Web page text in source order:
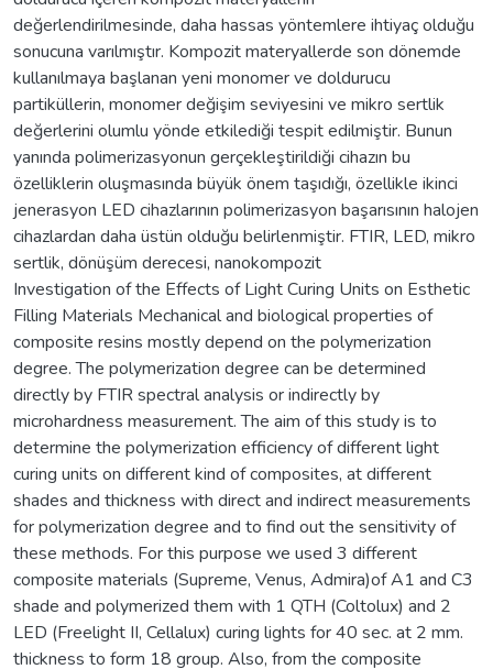
değerlendirilmesinde, daha hassas yöntemlere ihtiyaç olduğu
sonucuna varılmıştır. Kompozit materyallerde son dönemde
kullanılmaya başlanan yeni monomer ve doldurucu
partiküllerin, monomer değişim seviyesini ve mikro sertlik
değerlerini olumlu yönde etkilediği tespit edilmiştir. Bunun
yanında polimerizasyonun gerçekleştirildiği cihazın bu
özelliklerin oluşmasında büyük önem taşıdığı, özellikle ikinci
jenerasyon LED cihazlarının polimerizasyon başarısının halojen
cihazlardan daha üstün olduğu belirlenmiştir. FTIR, LED, mikro
sertlik, dönüşüm derecesi, nanokompozit
Investigation of the Effects of Light Curing Units on Esthetic
Filling Materials Mechanical and biological properties of
composite resins mostly depend on the polymerization
degree. The polymerization degree can be determined
directly by FTIR spectral analysis or indirectly by
microhardness measurement. The aim of this study is to
determine the polymerization efficiency of different light
curing units on different kind of composites, at different
shades and thickness with direct and indirect measurements
for polymerization degree and to find out the sensitivity of
these methods. For this purpose we used 3 different
composite materials (Supreme, Venus, Admira)of A1 and C3
shade and polymerized them with 1 QTH (Coltolux) and 2
LED (Freelight II, Cellalux) curing lights for 40 sec. at 2 mm.
thickness to form 18 group. Also, from the composite